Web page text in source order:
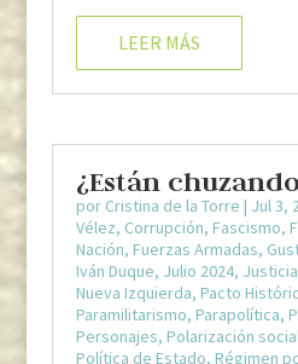
LEER MÁS
¿Están
por Cristina de la Torre | Jul 3,
Vélez, Corrupción, Fascismo,
Nación, Fuerzas Armadas,
Iván Duque, Julio 2024, Justicia
Nueva Izquierda, Pacto
Paramilitarismo, Parapolítica,
Personajes, Polarización
Política de Estado, Régimen